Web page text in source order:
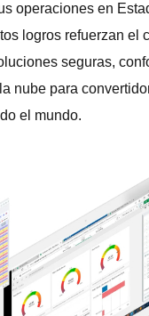
operaciones en
logros refuerzan el
seguras,
nube para
el mundo.